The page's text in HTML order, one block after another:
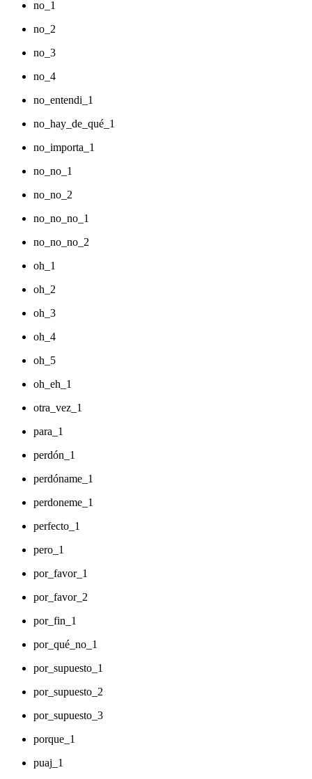
no_1
no_2
no_3
no_4
no_entendi_1
no_hay_de_qué_1
no_importa_1
no_no_1
no_no_2
no_no_no_1
no_no_no_2
oh_1
oh_2
oh_3
oh_4
oh_5
oh_eh_1
otra_vez_1
para_1
perdón_1
perdóname_1
perdoneme_1
perfecto_1
pero_1
por_favor_1
por_favor_2
por_fin_1
por_qué_no_1
por_supuesto_1
por_supuesto_2
por_supuesto_3
porque_1
puaj_1